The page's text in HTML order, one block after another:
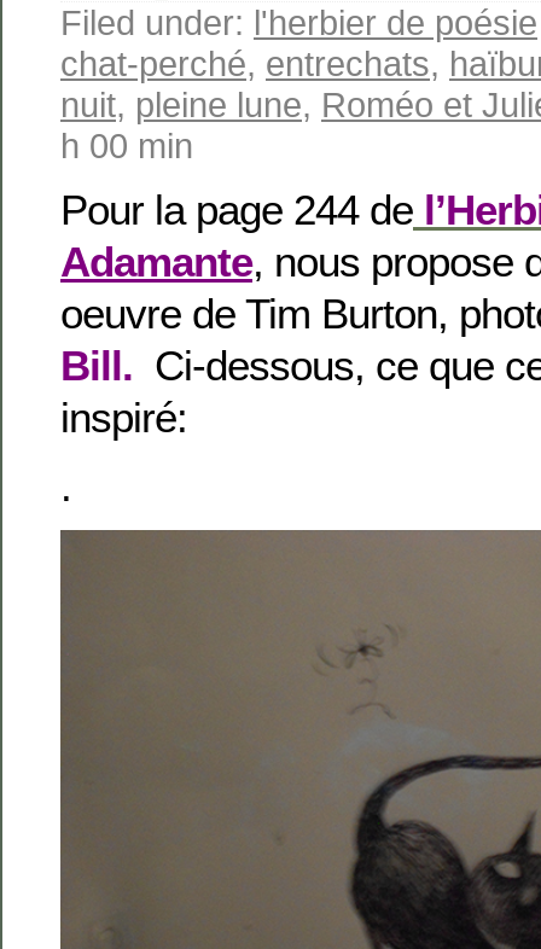
Filed under: l'herbier de poésie
chat-perché, entrechats,
nuit, pleine lune, Roméo et
h 00 min
Pour la page 244 de
Adamante, nous propose
oeuvre de Tim Burton,
Bill. Ci-dessous, ce que
inspiré:
.